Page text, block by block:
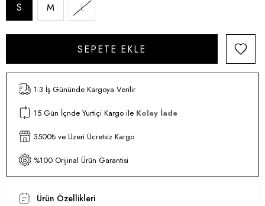
S
M L
1-3 İş Gününde Kargoya Verilir
15 Gün İçnde Yurtiçi Kargo ile Kolay İade
3500₺ ve Üzeri Ücretsiz Kargo
%100 Orijinal Ürün Garantisi
Ürün Özellikleri